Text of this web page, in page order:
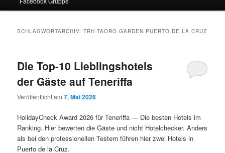
primären
sekundären
SCHLAGWORTARCHIV:TRH TAORO GARDEN PUERTO DE LA CRUZ
Die Top-10 Lieblingshotels
der Gäste auf Teneriffa
Veröffentlicht am7. Mai 2026
HolidayCheck Award 2026 für Teneriffa — Die besten Hotels im
Ranking. Hier bewerten die Gäste und nicht Hotelchecker. Anders
als bei den professionellen Testern führen hier zwei Hotels in
Puerto de la Cruz.